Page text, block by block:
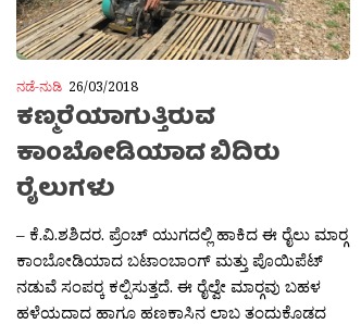
ನಡೆ-ನುಡಿ 26/03/2018
ಕಣ್ಮರೆಯಾಗುತ್ತಿರುವ
ಕಾಂಬೋಡಿಯಾದ ಬಿದಿರು
ರೈಲುಗಳು
– ಕೆ.ವಿ.ಶಶಿದರ. ಪ್ರೆಂಚ್ ಯುಗದಲ್ಲಿ ಹಾಕಿದ ಈ ರೈಲು ಮಾರ‍್ಗ
ಕಾಂಬೋಡಿಯಾದ ಬಟಾಂಬಾಂಗ್ ಮತ್ತು ಪೊಯಿಪೆಟ್
ನಡುವೆ ಸಂಪರ‍್ಕ ಕಲ್ಪಿಸುತ್ತದೆ. ಈ ರೈಲ್ವೇ ಮಾರ‍್ಗವು ಬಹಳ
ಹಳೆಯದಾದ ಹಾಗೂ ಹಣಕಾಸಿನ ಲಾಬ ತಂದುಕೊಡದ